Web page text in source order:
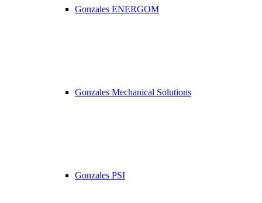
Gonzales ENERGOM
Gonzales Mechanical Solutions
Gonzales PSI